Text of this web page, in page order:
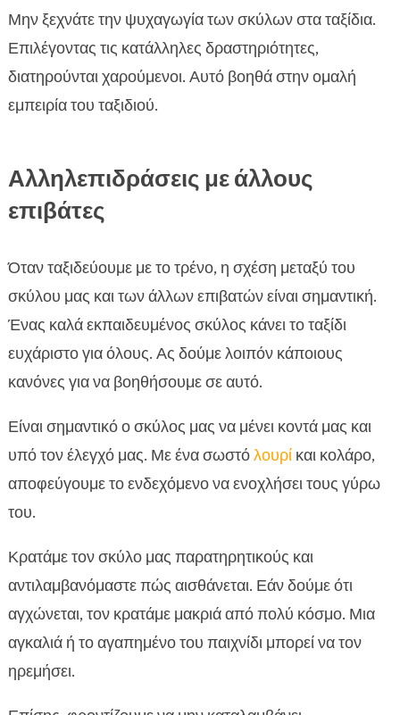
Μην ξεχνάτε την ψυχαγωγία των σκύλων στα ταξίδια.
Επιλέγοντας τις κατάλληλες δραστηριότητες,
διατηρούνται χαρούμενοι. Αυτό βοηθά στην ομαλή
εμπειρία του ταξιδιού.
Αλληλεπιδράσεις με άλλους
επιβάτες
Όταν ταξιδεύουμε με το τρένο, η σχέση μεταξύ του
σκύλου μας και των άλλων επιβατών είναι σημαντική.
Ένας καλά εκπαιδευμένος σκύλος κάνει το ταξίδι
ευχάριστο για όλους. Ας δούμε λοιπόν κάποιους
κανόνες για να βοηθήσουμε σε αυτό.
Είναι σημαντικό ο σκύλος μας να μένει κοντά μας και
υπό τον έλεγχό μας. Με ένα σωστόλουρίκαι κολάρο,
αποφεύγουμε το ενδεχόμενο να ενοχλήσει τους γύρω
του.
Κρατάμε τον σκύλο μας παρατηρητικούς και
αντιλαμβανόμαστε πώς αισθάνεται. Εάν δούμε ότι
αγχώνεται, τον κρατάμε μακριά από πολύ κόσμο. Μια
αγκαλιά ή το αγαπημένο του παιχνίδι μπορεί να τον
ηρεμήσει.